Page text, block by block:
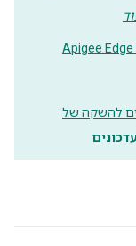
להשקה של